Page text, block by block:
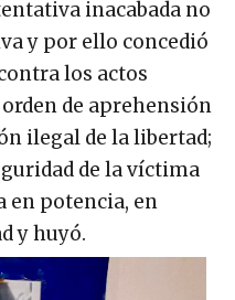
inacabada no
y por ello concedió
los actos
de aprehensión
ilegal de la libertad;
de la víctima
en potencia, en
y huyó.